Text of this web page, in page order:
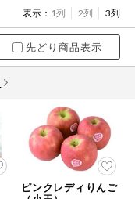
表示： 1列 2列 3列
先どり商品表示
ピンクレディりんご